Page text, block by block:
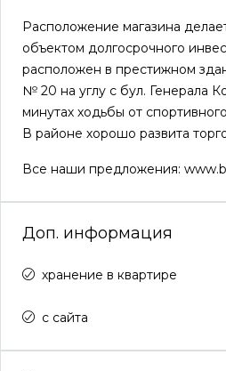
Расположение магазина
объектом долгосрочного
расположен в престижном
№ 20 на углу с бул. Генерала
минутах ходьбы от
В районе хорошо развита
Все наши предложения:
Доп. информация
хранение в квартире
с сайта